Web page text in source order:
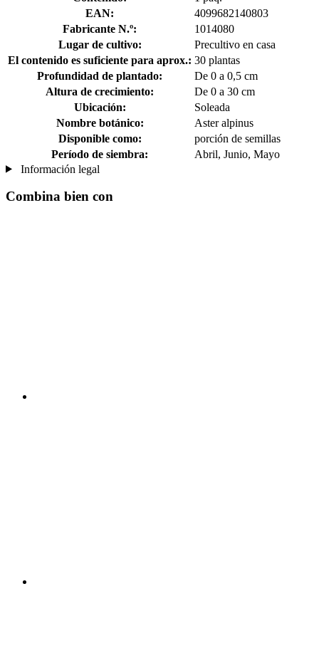
EAN:
4099682140803
Fabricante N.º:
1014080
Lugar de cultivo:
Precultivo en casa
El contenido es suficiente para aprox.: 30 plantas
Profundidad de plantado:
De 0 a 0,5 cm
Altura de crecimiento:
De 0 a 30 cm
Ubicación:
Soleada
Nombre botánico:
Aster alpinus
Disponible como:
porción de semillas
Período de siembra:
Abril, Junio, Mayo
Información legal
Combina bien con